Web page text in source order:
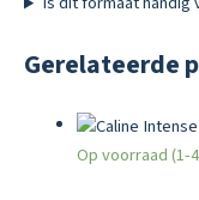
Gerelateerde
Op voorraad (1-